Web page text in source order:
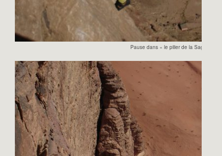
Pause dans « le pilier de la Sagesse »